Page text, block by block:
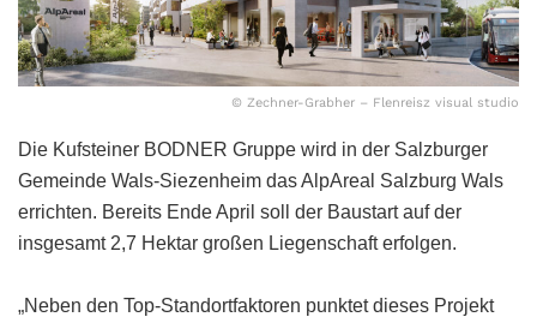
© Zechner-Grabher – Flenreisz visual studio
Die Kufsteiner BODNER Gruppe wird in der Salzburger
Gemeinde Wals-Siezenheim das AlpAreal Salzburg Wals
errichten. Bereits Ende April soll der Baustart auf der
insgesamt 2,7 Hektar großen Liegenschaft erfolgen.
„Neben den Top-Standortfaktoren punktet dieses Projekt